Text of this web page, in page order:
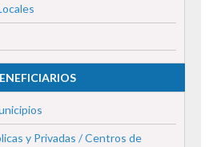
y Privadas / Centros de